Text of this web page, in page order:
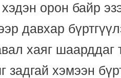
орон байр
давхар
хаяг шаарддаг
хэмээн